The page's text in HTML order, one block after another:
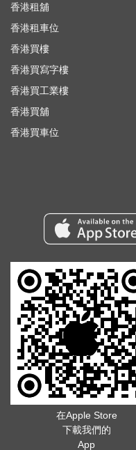
香港租舖
香港租車位
香港買樓
香港買寫字樓
香港買工業樓
香港買舖
香港買車位
在Apple Store
下載我們的
App